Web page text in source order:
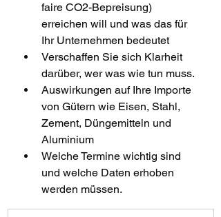
faire CO2-Bepreisung)
erreichen will und was das für
Ihr Unternehmen bedeutet
Verschaffen Sie sich Klarheit
darüber, wer was wie tun muss.
Auswirkungen auf Ihre Importe
von Gütern wie Eisen, Stahl,
Zement, Düngemitteln und
Aluminium
Welche Termine wichtig sind
und welche Daten erhoben
werden müssen.